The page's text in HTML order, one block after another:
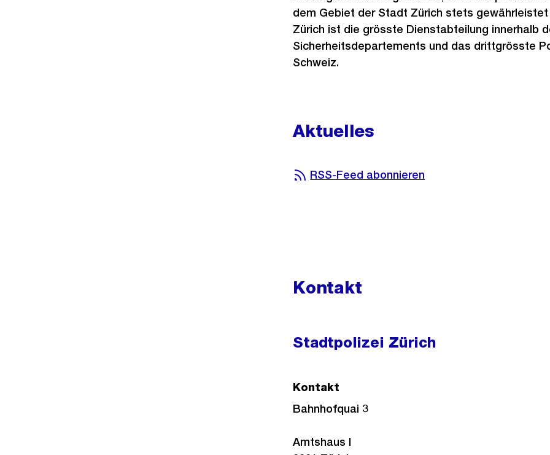
dem Gebiet der Stadt Zürich stets
Zürich ist die grösste Dienstabteilung innerhalb
Sicherheitsdepartements und das drittgrösste
Schweiz.
Aktuelles
RSS-Feed abonnieren
Kontakt
Stadtpolizei Zürich
Kontakt
Bahnhofquai 3
Amtshaus I